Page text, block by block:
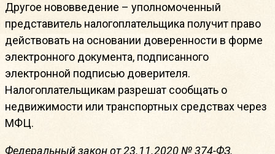
Другое нововведение – уполномоченный
представитель налогоплательщика получит право
действовать на основании доверенности в форме
электронного документа, подписанного
электронной подписью доверителя.
Налогоплательщикам разрешат сообщать о
недвижимости или транспортных средствах через
МФЦ.
Федеральный закон от 23.11.2020 № 374-ФЗ.